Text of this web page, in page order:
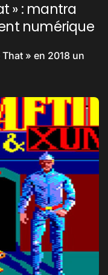
» : mantra
numérique